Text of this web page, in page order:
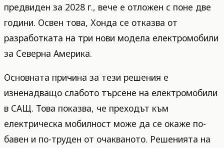
предвиден за 2028 г., вече е отложен с поне две
години. Освен това, Хонда се отказва от
разработката на три нови модела електромобили
за Северна Америка.
Основната причина за тези решения е
изненадващо слабото търсене на електромобили
в САЩ. Това показва, че преходът към
електрическа мобилност може да се окаже по-
бавен и по-труден от очакваното. Решенията на